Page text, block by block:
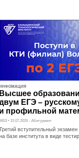
ИНФОМАЦИЯ
Высшее
ЕГЭ –
и профильной
• 15.07.2026 - Абитуриент
вступительный экзамен
базе института в виде